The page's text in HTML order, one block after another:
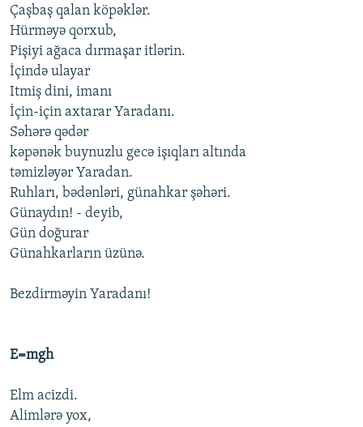
Çaşbaş qalan köpəklər.
Hürməyə qorxub,
Pişiyi ağaca dırmaşar itlərin.
İçində ulayar
Itmiş dini, imanı
İçin-için axtarar Yaradanı.
Səhərə qədər
kəpənək buynuzlu gecə işıqları altında
təmizləyər Yaradan.
Ruhları, bədənləri, günahkar şəhəri.
Günaydın! - deyib,
Gün doğurar
Günahkarların üzünə.
Bezdirməyin Yaradanı!
E=mgh
Elm acizdi.
Alimlərə yox,